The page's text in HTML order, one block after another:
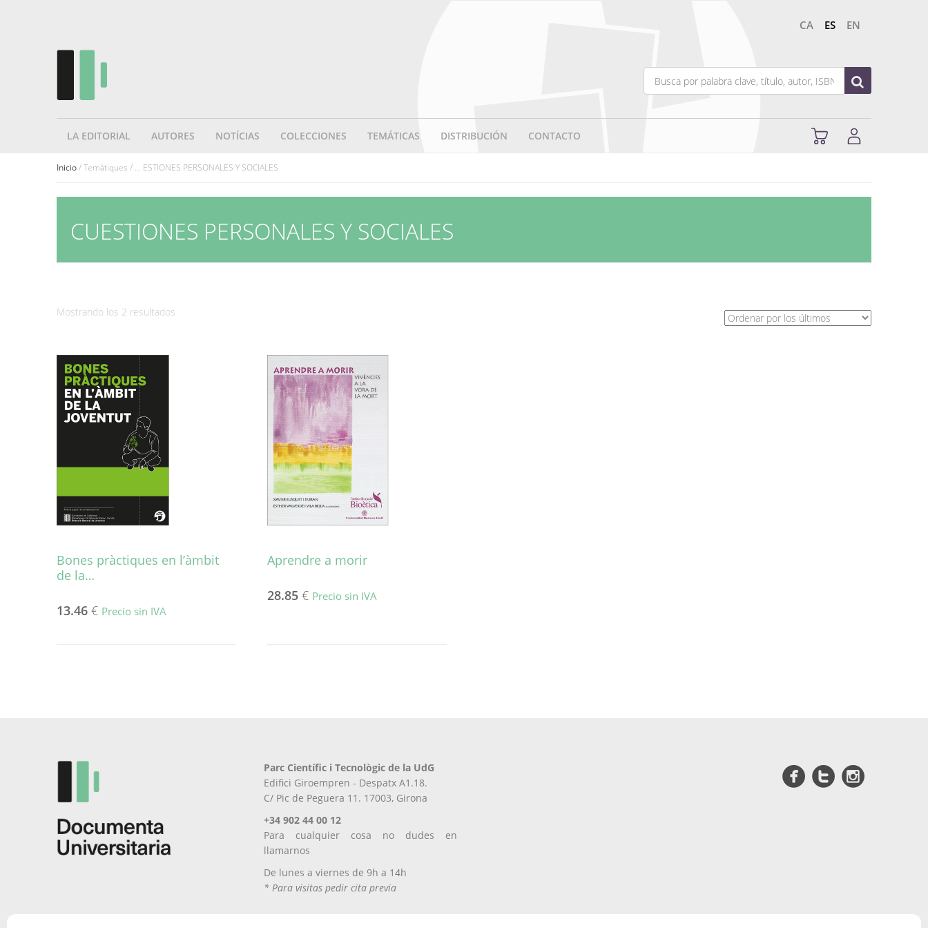
CA ES EN
LA EDITORIAL AUTORES NOTÍCIAS COLECCIONES TEMÁTICAS DISTRIBUCIÓN CONTACTO
Inicio/ Temàtiques / ... ESTIONES PERSONALES Y SOCIALES
CUESTIONES PERSONALES Y SOCIALES
Mostrando los 2 resultados
Bones pràctiques en l’àmbit
de la…
13.46 € Precio sin IVA
Aprendre a morir
28.85 € Precio sin IVA
Parc Científic i Tecnològic de la UdG
Edifici Giroempren - Despatx A1.18.
C/ Pic de Peguera 11. 17003, Girona
+34 902 44 00 12
Para cualquier cosa no dudes en
llamarnos
De lunes a viernes de 9h a 14h
* Para visitas pedir cita previa